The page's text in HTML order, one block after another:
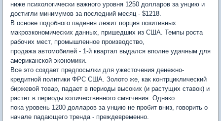
ниже психологически важного уровня 1250 долларов за унцию и
достигли минимумов за последний месяц - $1218.
В основе подобного падения лежит порция позитивных
макроэкономических данных, пришедших из США. Темпы роста
рабочих мест, промышленное производство,
продажа автомобилей - 1-й квартал выдался вполне удачным для
американской экономики.
Все это создает предпосылки для ужесточения денежно-
кредитной политики ФРС США. Золото же, как контрциклический
биржевой товар, падает в периоды высоких (и растущих ставок) и
растет в периоды количественного смягчения. Однако
пока уровень 1200 долларов за унцию не пробит вниз, говорить о
начале падающего тренда - преждевременно.